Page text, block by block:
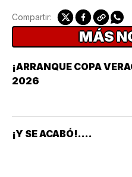
Compartir:
MÁS
¡ARRANQUE COPA
2026
¡Y SE ACABÓ!....